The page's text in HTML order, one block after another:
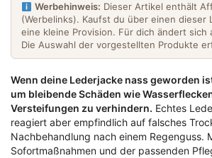
Werbehinweis: Dieser Artikel enthält
(Werbelinks). Kaufst du über einen dieser
eine kleine Provision. Für dich ändert sich
Die Auswahl der vorgestellten Produkte
Wenn deine Lederjacke nass geworden
um bleibende Schäden wie
Versteifungen zu verhindern. Echtes
reagiert aber empfindlich auf falsches
Nachbehandlung nach einem Regenguss.
Sofortmaßnahmen und der passenden